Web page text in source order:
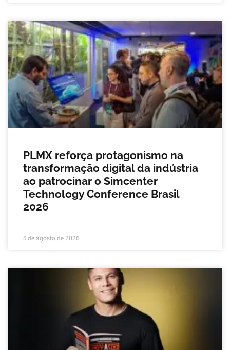
PLMX reforça protagonismo na
transformação digital da indústria
ao patrocinar o Simcenter
Technology Conference Brasil
2026
5 de agosto de 2026